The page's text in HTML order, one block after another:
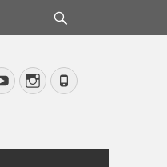
YouTubeInstagram
Phone